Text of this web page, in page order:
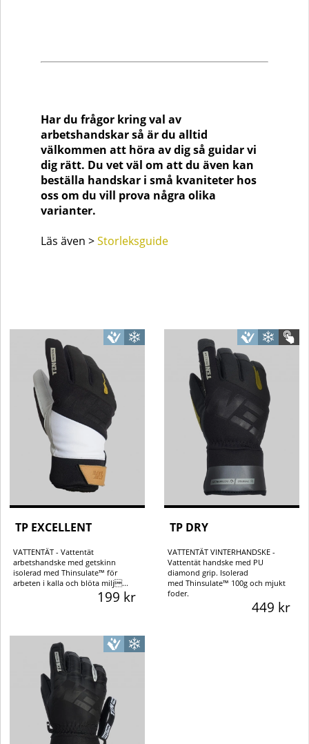
Har du frågor kring val av
arbetshandskar så är du alltid
välkommen att höra av dig så guidar vi
dig rätt. Du vet väl om att du även kan
beställa handskar i små kvaniteter hos
oss om du vill prova några olika
varianter.
Läs även >Storleksguide
TP EXCELLENT
VATTENTÄT - Vattentät
arbetshandske med getskinn
isolerad med Thinsulate™ för
arbeten i kalla och blöta milj...
199 kr
TP DRY
VATTENTÄT VINTERHANDSKE -
Vattentät handske med PU
diamond grip. Isolerad
med Thinsulate™ 100g och mjukt
foder.
449 kr